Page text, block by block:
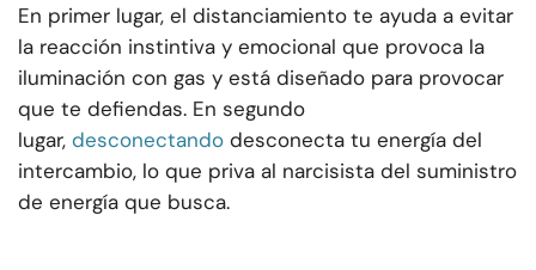
En primer lugar, el distanciamiento te ayuda a evitar
la reacción instintiva y emocional que provoca la
iluminación con gas y está diseñado para provocar
que te defiendas. En segundo
lugar, desconectando desconecta tu energía del
intercambio, lo que priva al narcisista del suministro
de energía que busca.